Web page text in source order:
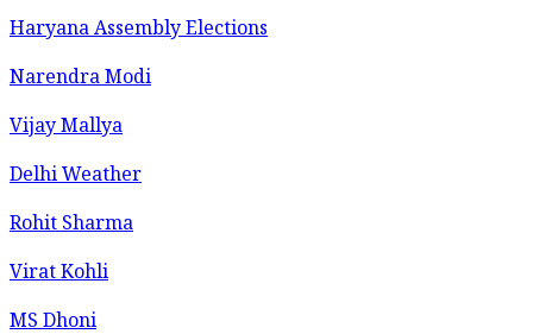
Haryana Assembly Elections
Narendra Modi
Vijay Mallya
Delhi Weather
Rohit Sharma
Virat Kohli
MS Dhoni